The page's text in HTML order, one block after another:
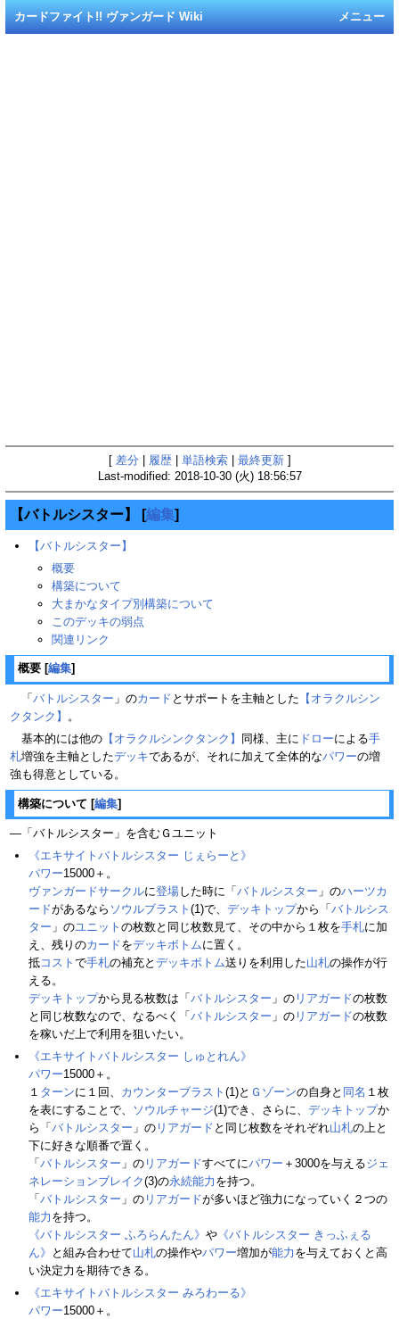
メニュー
カードファイト!! ヴァンガード Wiki
[ 差分 履歴| 単語検索| 最終更新]
Last-modified: 2018-10-30 (火) 18:56:57
【バトルシスター】 [編集]
【バトルシスター】
概要
構築について
大まかなタイプ別構築について
このデッキの弱点
関連リンク
概要 [編集]
「 バトルシスター 」のカード とサポートを主軸とした 【オラクルシン
クタンク】 。
基本的には他の 【オラクルシンクタンク】 同様、主に ドローによる手
札増強を主軸としたデッキであるが、それに加えて全体的なパワーの増
強も得意としている。
構築について [編集]
―「バトルシスター」を含むＧユニット
《エキサイトバトルシスター じぇらーと》
パワー15000＋。
ヴァンガードサークルに登場した時に「 バトルシスター 」のハーツカ
ードがあるなら ソウルブラスト (1)で、 デッキトップから「 バトルシス
ター 」のユニット の枚数と同じ枚数見て、その中から１枚を手札に加
え、残りのカードをデッキボトムに置く。
抵コスト で手札の補充と デッキボトム送りを利用した山札の操作が行
える。
デッキトップから見る枚数は「 バトルシスター 」の リアガードの枚数
と同じ枚数なので、なるべく「 バトルシスター 」の リアガードの枚数
を稼いだ上で利用を狙いたい。
《エキサイトバトルシスター しゅとれん》
パワー15000＋。
１ ターンに１回、 カウンターブラスト (1)と Ｇゾーンの自身と 同名 １枚
を表にすることで、
ソウルチャージ(1)でき、さらに、 デッキトップか
ら「 バトルシスター 」の リアガード と同じ枚数をそれぞれ山札の上と
下に好きな順番で置く。
「 バトルシスター 」の リアガードすべてにパワー ＋3000を与えるジェ
ネレーションブレイク(3)の永続能力 を持つ。
「 バトルシスター 」の リアガードが多いほど強力になっていく２つの
能力 を持つ。
《バトルシスター ふろらんたん》 や 《バトルシスター きっふぇる
ん》 と組み合わせて山札の操作やパワー増加が能力 を与えておくと高
い決定力を期待できる。
《エキサイトバトルシスター みろわーる》
パワー15000＋。